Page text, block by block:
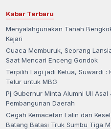
Kabar Terbaru
Menyalahgunakan Tanah
Kejari
Cuaca Memburuk, Seorang
Saat Mencari Enceng Gondok
Terpilih Lagi jadi Ketua, Suwardi :
Telur untuk MBG
Pj Gubernur Minta Alumni UII
Pembangunan Daerah
Cegah Kemacetan Lalin dan
Batang Batasi Truk Sumbu Tiga